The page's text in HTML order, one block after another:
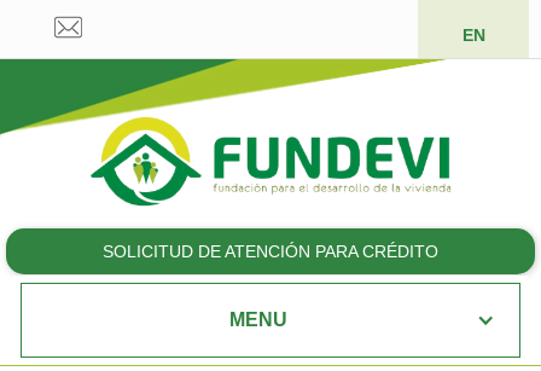
EN
SOLICITUD DE ATENCIÓN PARA CRÉDITO
MENU